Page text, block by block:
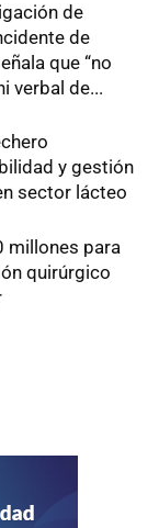
de
de
que “no
verbal de...
y gestión
sector lácteo
millones para
quirúrgico